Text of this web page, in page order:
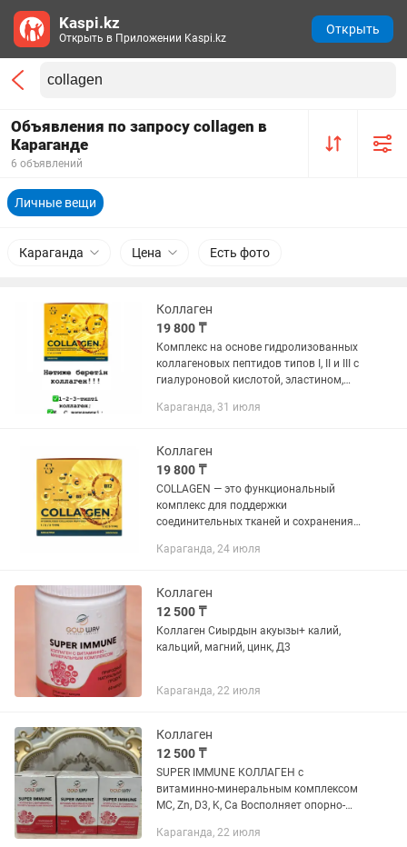
Объявления по запросу collagen в
Караганде
6 объявлений
Личные вещи
Караганда Цена Есть фото
Коллаген
19 800 ₸
Комплекс на основе гидролизованных
коллагеновых пептидов типов I, II и III с
гиалуроновой кислотой, эластином,
направлена на поддержку суставов,
Караганда, 31 июля
Коллаген
19 800 ₸
COLLAGEN — это функциональный
комплекс для поддержки
соединительных тканей и сохранения
высокую дозировку гидролизованных
порции) с...
Караганда, 24 июля
Коллаген
12 500 ₸
Коллаген Сиырдын акуызы+ калий,
кальций, магний, цинк, Д3
Караганда, 22 июля
Коллаген
12 500 ₸
SUPER IMMUNE КОЛЛАГЕН с
витаминно-минеральным комплексом
МС, Zn, D3, K, Ca Восполняет опорно-
сосуды, помогает омоложению
Караганда, 22 июля
Kaspi.kz
Открыть в Приложении Kaspi.kz
Открыть